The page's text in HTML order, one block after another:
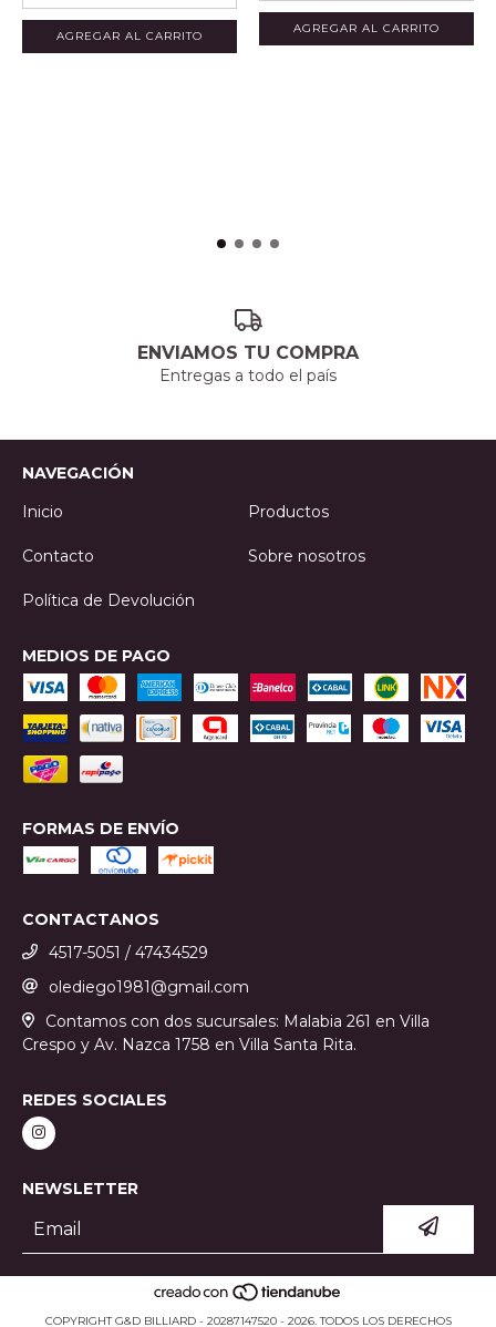
ENVIAMOS TU COMPRA
Entregas a todo el país
NAVEGACIÓN
Inicio
Productos
Contacto Sobre nosotros
Política de Devolución
MEDIOS DE PAGO
FORMAS DE ENVÍO
CONTACTANOS
4517-5051 / 47434529
olediego1981@gmail.com
Contamos con dos sucursales: Malabia 261 en Villa
Crespo y Av. Nazca 1758 en Villa Santa Rita.
REDES SOCIALES
NEWSLETTER
COPYRIGHT G&D BILLIARD - 20287147520 - 2026. TODOS LOS DERECHOS